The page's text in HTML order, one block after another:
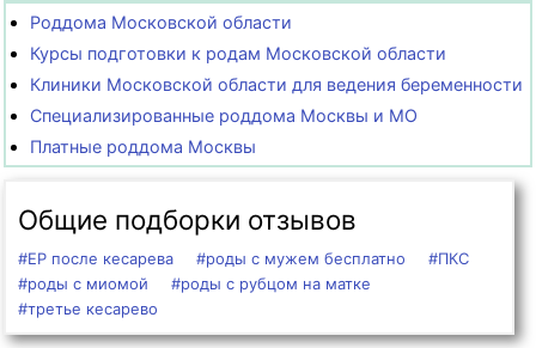
Роддома Московской области
Курсы подготовки к родам Московской области
Клиники Московской области для ведения беременности
Специализированные роддома Москвы и МО
Платные роддома Москвы
Общие подборки отзывов
#ЕР после кесарева #роды с мужем бесплатно
#ПКС
#роды с миомой
#роды с рубцом на матке
#третье кесарево